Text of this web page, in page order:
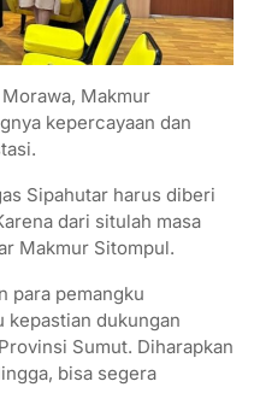
Makmur
kepercayaan dan
Sipahutar harus diberi
dari situlah masa
Makmur Sitompul.
para pemangku
kepastian dukungan
Sumut. Diharapkan
bisa segera